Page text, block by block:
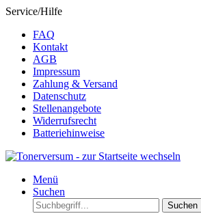
Service/Hilfe
FAQ
Kontakt
AGB
Impressum
Zahlung & Versand
Datenschutz
Stellenangebote
Widerrufsrecht
Batteriehinweise
Menü
Suchen
Suchen